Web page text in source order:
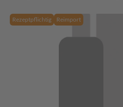
Rezeptpflichtig Reimport